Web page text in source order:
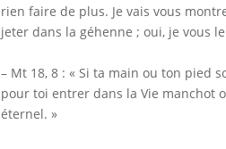
rien faire de plus. Je vais vous
jeter dans la géhenne ; oui, je vous
– Mt 18, 8 : « Si ta main ou ton pied
pour toi entrer dans la Vie manchot
éternel. »